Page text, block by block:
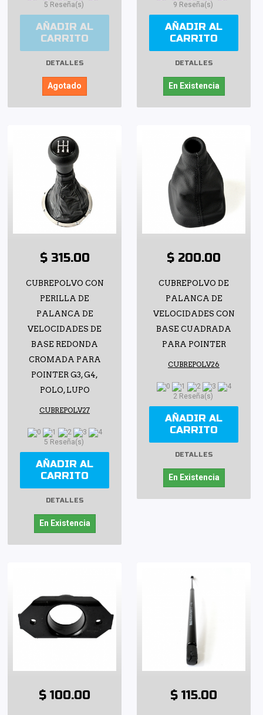
5 Reseña(s)
AÑADIR AL
CARRITO
DETALLES
Agotado
9 Reseña(s)
AÑADIR AL
CARRITO
DETALLES
En Existencia
$ 315.00
CUBREPOLVO CON
PERILLA DE
PALANCA DE
VELOCIDADES DE
BASE REDONDA
CROMADA PARA
POINTER G3, G4,
POLO, LUPO
CUBREPOLV27
5 Reseña(s)
AÑADIR AL
CARRITO
DETALLES
En Existencia
$ 200.00
CUBREPOLVO DE
PALANCA DE
VELOCIDADES CON
BASE CUADRADA
PARA POINTER
CUBREPOLV26
2 Reseña(s)
AÑADIR AL
CARRITO
DETALLES
En Existencia
$ 100.00 $ 115.00